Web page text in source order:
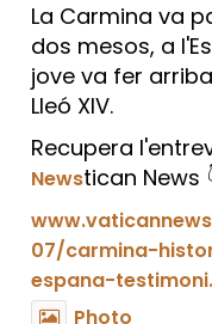
La Carmina va
dos mesos, a
jove va fer
Lleó XIV.
Recupera
Newstican News
07/carmina-
espana-
Photo